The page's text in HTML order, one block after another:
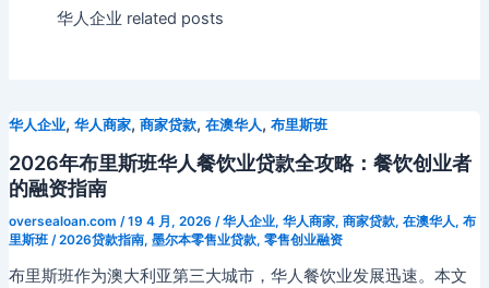
华人企业 related posts
华人企业, 华人商家, 商家贷款, 在澳华人 , 布里斯班
2026年布里斯班华人餐饮业贷款全攻略：餐饮创业者
的融资指南
oversealoan.com /19 4 月, 2026 /华人企业, 华人商家, 商家贷款, 在澳华人, 布
里斯班/2026贷款指南, 墨尔本零售业贷款, 零售创业融资
布里斯班作为澳大利亚第三大城市，华人餐饮业发展迅速。本文